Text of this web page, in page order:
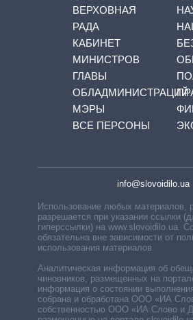
ВЕРХОВНАЯ
РАДА
КАБИНЕТ
МИНИСТРОВ
ГЛАВЫ
ОБЛАДМИНИСТРАЦИЙ
МЭРЫ
ВСЕ ПЕРСОНЫ
info@slovoidilo.ua
Использование любых материалов,
разрешается при указании ссылки
гиперссылки) на www.slovoidilo.ua.
обязательна вне зависимости от
использования материалов.
Аналитическая информация об
чиновников, размещенных на
информация о состоянии
собрана и обработана ООО «ИА
собственностью ООО «ИА Слово и